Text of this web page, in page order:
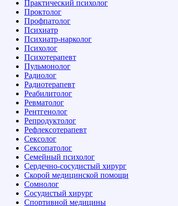
Практический психолог
Проктолог
Профпатолог
Психиатр
Психиатр-нарколог
Психолог
Психотерапевт
Пульмонолог
Радиолог
Радиотерапевт
Реабилитолог
Ревматолог
Рентгенолог
Репродуктолог
Рефлексотерапевт
Сексолог
Сексопатолог
Семейный психолог
Сердечно-сосудистый хирург
Скорой медицинской помощи
Сомнолог
Сосудистый хирург
Спортивной медицины